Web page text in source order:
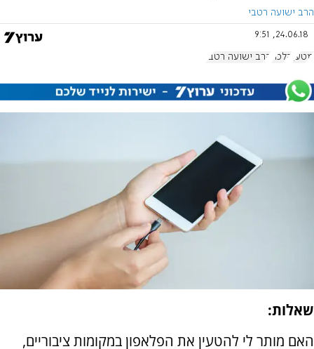
הרב ישועה רטבי
24.06.18, 9:51
מטען הלכה הרב ישועה רטבי
שאלות:
האם מותר לי להטעין את הפלאפון במקומות ציבוריים,